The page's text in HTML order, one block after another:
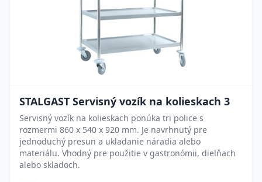
STALGAST Servisný vozík na kolieskach 3
Servisný vozík na kolieskach ponúka tri police s
rozmermi 860 x 540 x 920 mm. Je navrhnutý pre
jednoduchý presun a ukladanie náradia alebo
materiálu. Vhodný pre použitie v gastronómii, dielňach
alebo skladoch.